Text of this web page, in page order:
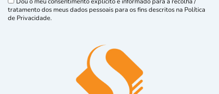
tratamento dos meus dados pessoais para os fins descritos na Política
de Privacidade.